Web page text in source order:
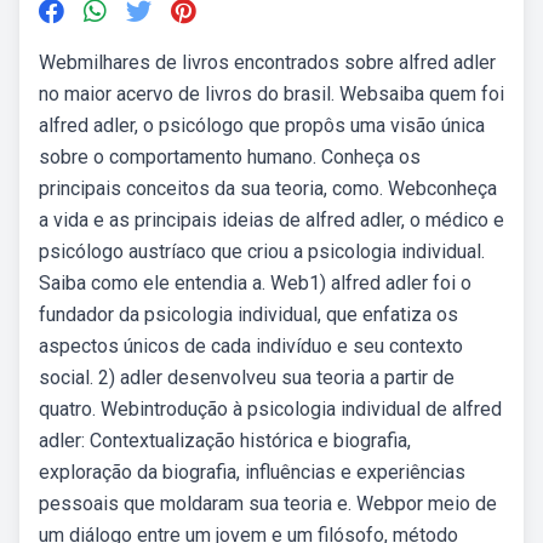
Webmilhares de livros encontrados sobre alfred adler
no maior acervo de livros do brasil. Websaiba quem foi
alfred adler, o psicólogo que propôs uma visão única
sobre o comportamento humano. Conheça os
principais conceitos da sua teoria, como. Webconheça
a vida e as principais ideias de alfred adler, o médico e
psicólogo austríaco que criou a psicologia individual.
Saiba como ele entendia a. Web1) alfred adler foi o
fundador da psicologia individual, que enfatiza os
aspectos únicos de cada indivíduo e seu contexto
social. 2) adler desenvolveu sua teoria a partir de
quatro. Webintrodução à psicologia individual de alfred
adler: Contextualização histórica e biografia,
exploração da biografia, influências e experiências
pessoais que moldaram sua teoria e. Webpor meio de
um diálogo entre um jovem e um filósofo, método